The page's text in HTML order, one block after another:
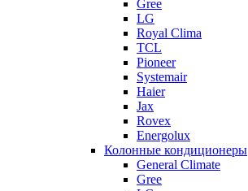
Gree
LG
Royal Clima
TCL
Pioneer
Systemair
Haier
Jax
Rovex
Energolux
Колонные кондиционеры
General Climate
Gree